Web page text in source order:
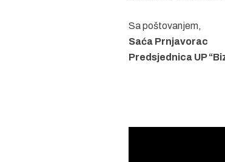
Sa poštovanjem,
Saća Prnjavorac
Predsjednica UP